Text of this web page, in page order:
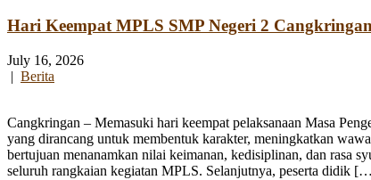
Hari Keempat MPLS SMP Negeri 2
July 16, 2026
| Berita
Cangkringan – Memasuki hari keempat pelaksanaan Masa
yang dirancang untuk membentuk karakter, meningkatkan
bertujuan menanamkan nilai keimanan, kedisiplinan, dan rasa
seluruh rangkaian kegiatan MPLS. Selanjutnya, peserta didik